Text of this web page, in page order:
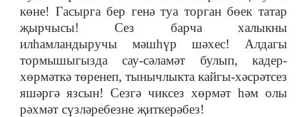
көне! Гасырга бер генә туа торган бөек татар
җырчысы! Сез барча халыкны
илһамландыручы мәшһүр шәхес! Алдагы
тормышыгызда сау-сәламәт булып, кадер-
хөрмәткә төренеп, тынычлыкта кайгы-хәсрәтсез
яшәргә язсын! Сезгә чиксез хөрмәт һәм олы
рәхмәт сүзләребезне җиткерәбез!